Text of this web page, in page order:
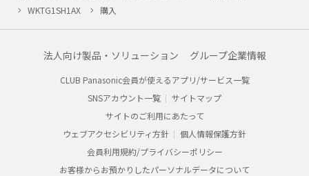
WKTG1SH1AX
購入
法人向け製品・ソリューション グループ企業情報
CLUB Panasonic会員が使えるアプリ/サービス一覧
SNSアカウント一覧
サイトマップ
サイトのご利用にあたって
ウェブアクセシビリティ方針
個人情報保護方針
会員利用規約/プライバシーポリシー
お客様からお預かりしたパーソナルデータについて